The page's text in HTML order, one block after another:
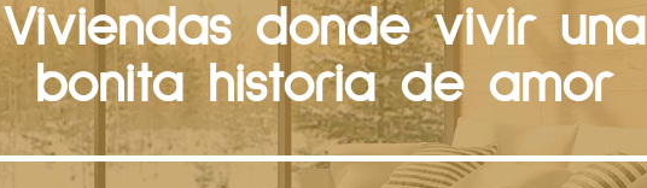
Viviendas donde vivir una
bonita historia de amor